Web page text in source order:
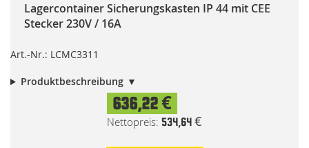
Lagercontainer Sicherungskasten IP 44 mit CEE
Stecker 230V / 16A
Art.-Nr.: LCMC3311
Produktbeschreibung
636,22 €
534,64 €